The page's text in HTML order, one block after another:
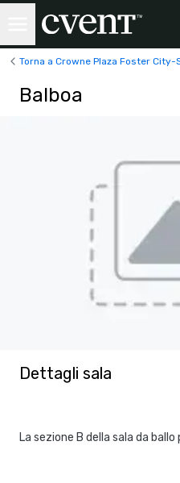
Torna a Crowne Plaza Foster City-
Balboa
Dettagli sala
La sezione B della sala da